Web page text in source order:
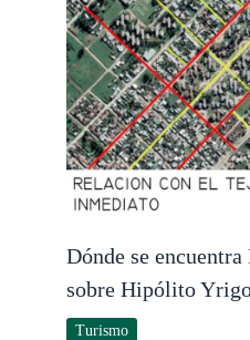
Dónde se encuentra
sobre Hipólito
Turismo